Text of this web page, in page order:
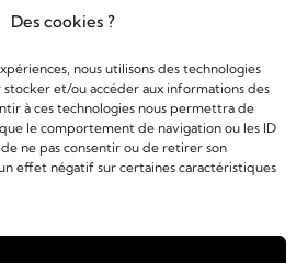
Des cookies ?
nous utilisons des technologies
et/ou accéder aux informations des
à ces technologies nous permettra de
le comportement de navigation ou les ID
ne pas consentir ou de retirer son
effet négatif sur certaines caractéristiques
14000 Caen